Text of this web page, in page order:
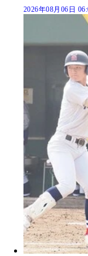
2026年08月06日